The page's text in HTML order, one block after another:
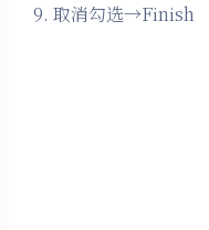
9. 取消勾选→Finish